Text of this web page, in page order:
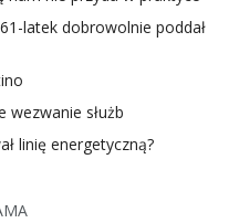
latek dobrowolnie poddał
wezwanie służb
linię energetyczną?